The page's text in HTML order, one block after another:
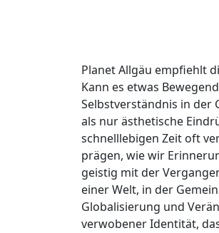
Planet Allgäu empfiehlt
Kann es etwas
Selbstverständnis in der
als nur ästhetische
schnelllebigen Zeit oft
prägen, wie wir
geistig mit der
einer Welt, in der
Globalisierung und
verwobener Identität,